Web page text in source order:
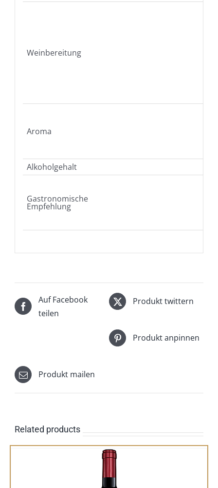
Weinbereitung
Aroma
Alkoholgehalt
Gastronomische
Empfehlung
Auf Facebook
teilen
Produkt twittern
Produkt anpinnen
Produkt mailen
Related products